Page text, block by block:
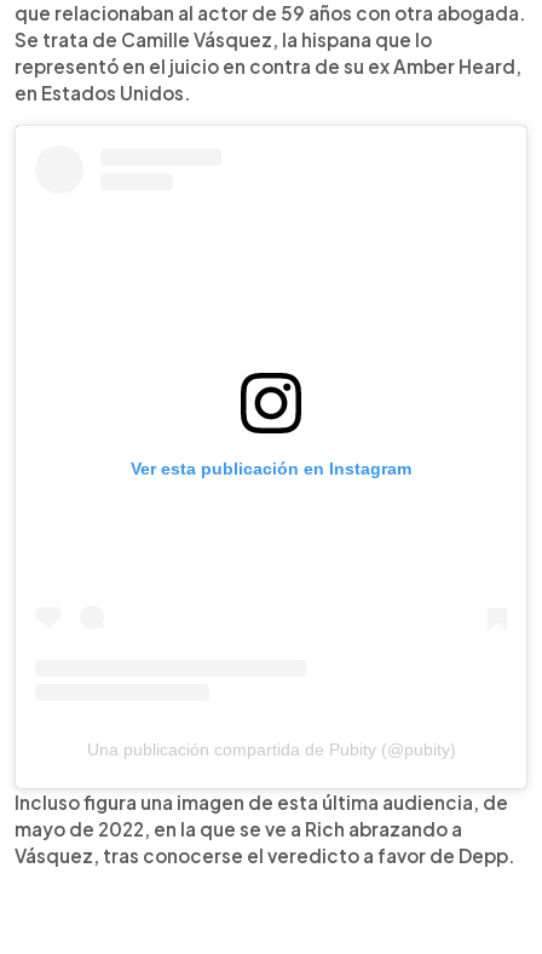
que relacionaban al actor de 59 años con otra abogada.
Se trata de Camille Vásquez, la hispana que lo
representó en el juicio en contra de su ex Amber Heard,
en Estados Unidos.
Ver esta publicación en Instagram
Una publicación compartida de Pubity (@pubity)
Incluso figura una imagen de esta última audiencia, de
mayo de 2022, en la que se ve a Rich abrazando a
Vásquez, tras conocerse el veredicto a favor de Depp.